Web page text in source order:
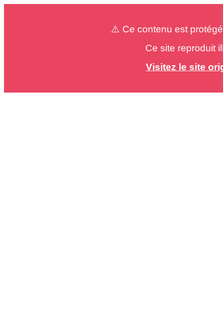
⚠️ Ce contenu est
Ce site reproduit
Visitez le site